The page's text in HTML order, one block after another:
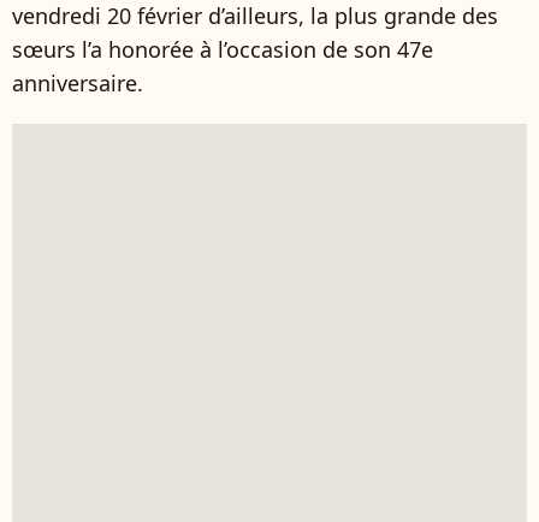
vendredi 20 février d’ailleurs, la plus grande des
sœurs l’a honorée à l’occasion de son 47e
anniversaire.